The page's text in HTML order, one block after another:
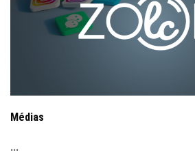
Médias
...